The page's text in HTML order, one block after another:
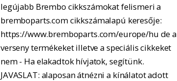
legújabb Brembo cikkszámokat felismeri a
bremboparts.com cikkszámalapú keresője:
https://www.bremboparts.com/europe/hu de a
verseny termékeket illetve a speciális cikkeket
nem - Ha elakadtok hívjatok, segítünk.
JAVASLAT: alaposan átnézni a kínálatot adott